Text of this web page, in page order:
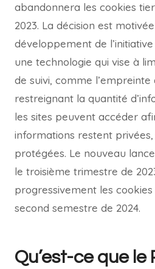
abandonnera les cookies
2023. La décision est
développement de
une technologie qui vise à
de suivi, comme l’empreinte
restreignant la quantité
les sites peuvent accéder
informations restent
protégées. Le nouveau
le troisième trimestre de
progressivement les
second semestre de 2024.
Qu’est-ce que le